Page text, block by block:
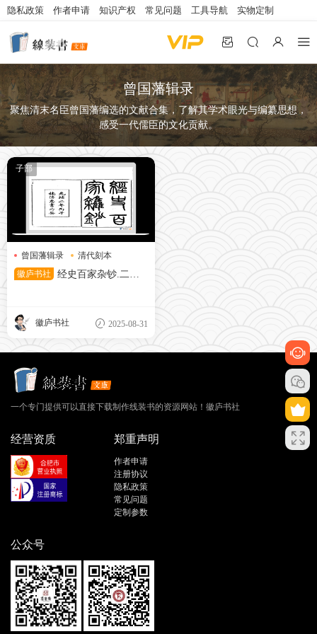
隐私政策 作者申请 知识产权 常见问题 工具导航 实物定制
曾国藩辑录
聚焦清末名臣曾国藩编选的文献合集，了解其学术眼光与编纂思想，
感受一代儒臣的文化贡献。
子部
曾国藩辑录
清代刻本
经史百家
徽庐书社
经史百家杂钞.二十
徽庐书社 2025-08-31
一个专门提供可以直接下载制作线装书的资源网站！徽庐书社
经营资质 郑重声明
作者申请
注册协议
隐私政策
常见问题
定制参数
公众号